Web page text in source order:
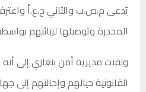
يُدعى م.ص.ب والثاني ح.ع.أ
المخدرة وتوصيلها لزبائنهم
ولفتت مديرية أمن بنغازي إلى
القانونية حيالهم وإحالتهم إلى